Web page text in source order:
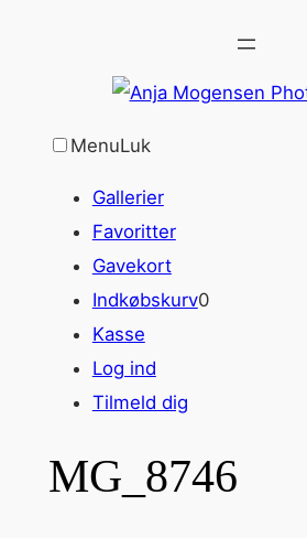
MenuLuk
Gallerier
Favoritter
Gavekort
Indkøbskurv0
Kasse
Log ind
Tilmeld dig
MG_8746